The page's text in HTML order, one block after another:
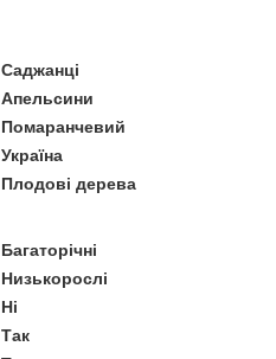
Саджанці
Апельсини
Помаранчевий
Україна
Плодові дерева
Багаторічні
Низькорослі
Ні
Так